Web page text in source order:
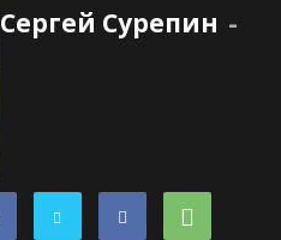
Сергей Сурепин -